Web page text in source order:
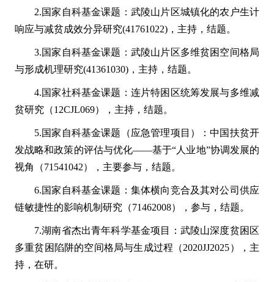
2.国家自科基金课题：武陵山片区城镇化的农户生计
响应与减贫成效分异研究(41761022)，主持，结题。
3.国家自科基金课题：武陵山片区多维贫困空间格局
与形成机理研究(41361030)，主持，结题。
4.国家社科基金课题：连片特困区统筹发展与多维减
贫研究（12CJL069），主持，结题。
5.国家自科基金课题（应急管理项目）：中国扶贫开
发战略和政策的评估与优化——基于“人业地”协调发展的
视角（71541042），主要参与，结题。
6.国家自科基金课题：集体横向竞合及其对公司供应
链敏捷性的影响机制研究（71462008），参与，结题。
7.湖南省杰出青年科学基金项目：武陵山深度贫困区
多重贫困陷阱的空间格局与生成过程（2020JJ2025），主
持，在研。